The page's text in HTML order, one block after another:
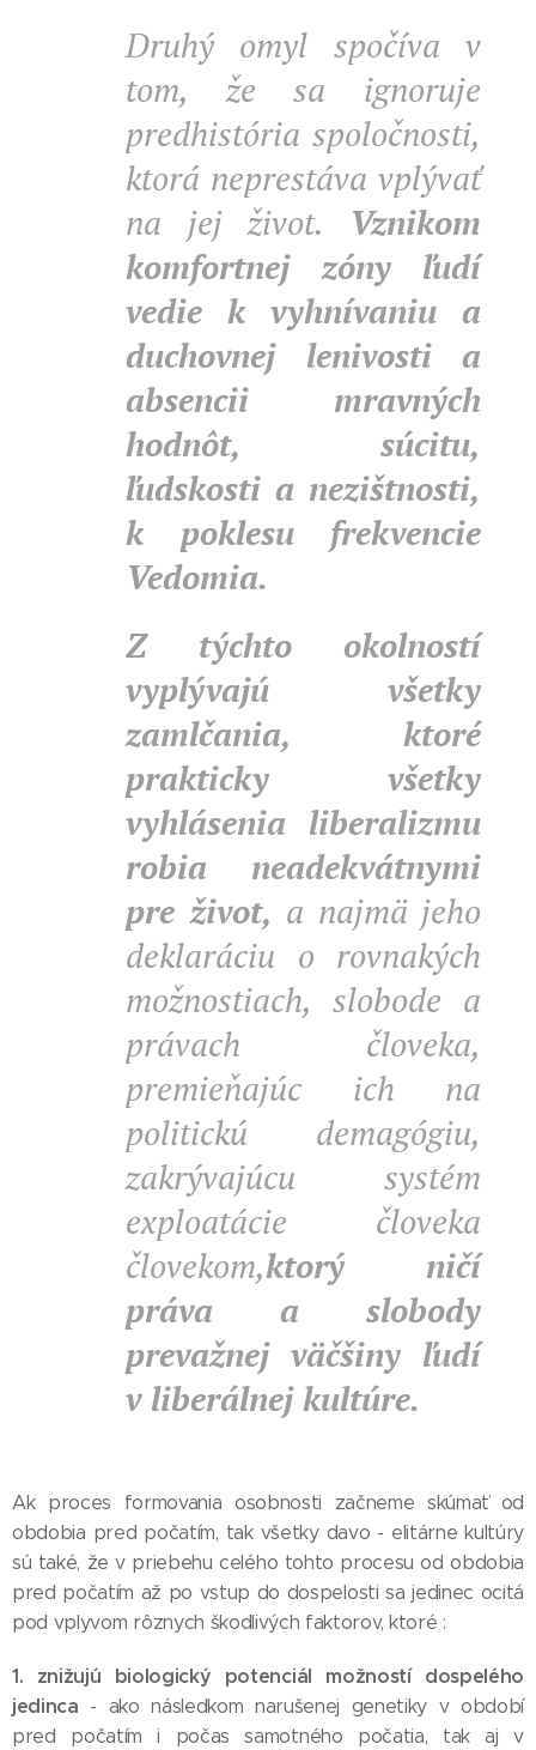
Druhý omyl spočíva v
tom, že sa ignoruje
predhistória spoločnosti,
ktorá neprestáva vplývať
na jej život. Vznikom
komfortnej zóny ľudí
vedie k vyhnívaniu a
duchovnej lenivosti a
absencii mravných
hodnôt, súcitu,
ľudskosti a nezištnosti,
k poklesu frekvencie
Vedomia.
Z týchto okolností
vyplývajú všetky
zamlčania, ktoré
prakticky všetky
vyhlásenia liberalizmu
robia neadekvátnymi
pre život, a najmä jeho
deklaráciu o rovnakých
možnostiach, slobode a
právach človeka,
premieňajúc ich na
politickú demagógiu,
zakrývajúcu systém
exploatácie človeka
človekom,ktorý ničí
práva a slobody
prevažnej väčšiny ľudí
v liberálnej kultúre.
Ak proces formovania osobnosti začneme skúmať od
obdobia pred počatím, tak všetky davo - elitárne kultúry
sú také, že v priebehu celého tohto procesu od obdobia
pred počatím až po vstup do dospelosti sa jedinec ocitá
pod vplyvom rôznych škodlivých faktorov, ktoré :
1. znižujú biologický potenciál možností dospelého
jedinca - ako následkom narušenej genetiky v období
pred počatím i počas samotného počatia, tak aj v